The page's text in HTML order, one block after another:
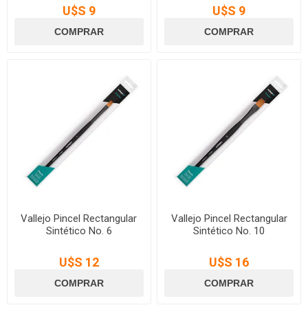
U$S 9 U$S 9
Vallejo Pincel Rectangular
Sintético No. 6
U$S 12
Vallejo Pincel Rectangular
Sintético No. 10
U$S 16